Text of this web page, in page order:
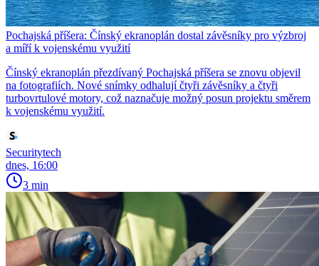
Pochajská příšera: Čínský ekranoplán dostal závěsníky pro výzbroj
a míří k vojenskému využití
Čínský ekranoplán přezdívaný Pochajská příšera se znovu objevil
na fotografiích. Nové snímky odhalují čtyři závěsníky a čtyři
turbovrtulové motory, což naznačuje možný posun projektu směrem
k vojenskému využití.
Securitytech
dnes, 16:00
3 min